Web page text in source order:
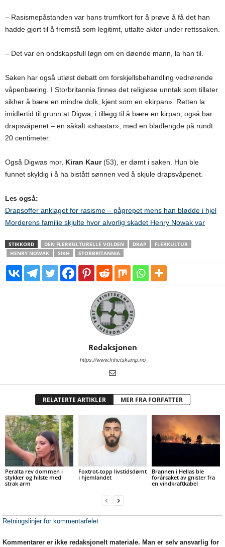
– Rasismepåstanden var hans trumfkort for å prøve å få det han
hadde gjort til å fremstå som legitimt, uttalte aktor under rettssaken.
– Det var en ondskapsfull løgn om en døende mann, la han til.
Saken har også utløst debatt om forskjellsbehandling vedrørende
våpenbæring. I Storbritannia finnes det religiøse unntak som tillater
sikher å bære en mindre dolk, kjent som en «kirpan». Retten la
imidlertid til grunn at Digwa, i tillegg til å bære en kirpan, også bar
drapsvåpenet – en såkalt «shastar», med en bladlengde på rundt
20 centimeter.
Også Digwas mor, Kiran Kaur(53), er dømt i saken. Hun ble
funnet skyldig i å ha bistått sønnen ved å skjule drapsvåpenet.
Les også:
Drapsoffer anklaget for rasisme – pågrepet mens han blødde i hjel
Morderens familie skjulte hvor alvorlig skadet Henry Nowak var
STIKKORD DEN FLERKULTURELLE VOLDEN DRAP
FLERKULTUR
HENRY NOWAK
SIKH STORBRITANNIA
Redaksjonen
https://www.frihetskamp.no
RELATERTE ARTIKLER MER FRA FORFATTER
Peralta rev dommen i
stykker og hilste med
strak arm
Foxtrot-topp livstidsdømt
i hjemlandet
Brannen i Hellas ble
forårsaket av gnister fra
en vindkraftkabel
Retningslinjer for kommentarfelet
Kommentarer er ikke redaksjonelt materiale. Man er selv ansvarlig for